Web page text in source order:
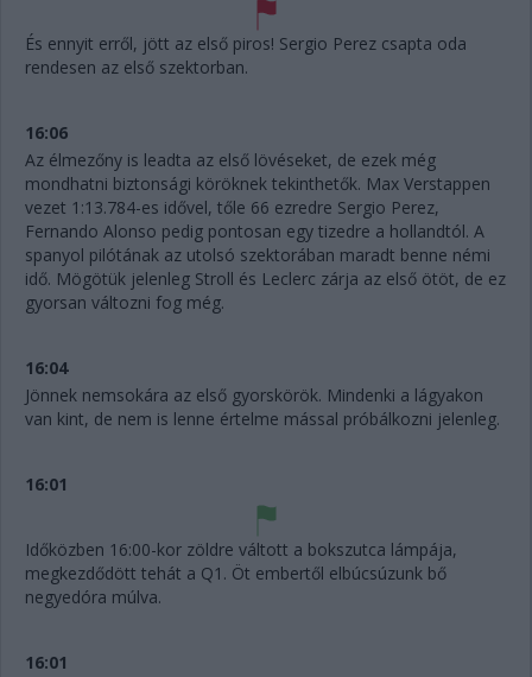
És ennyit erről, jött az első piros! Sergio Perez csapta oda
rendesen az első szektorban.
16:06
Az élmezőny is leadta az első lövéseket, de ezek még
mondhatni biztonsági köröknek tekinthetők. Max Verstappen
vezet 1:13.784-es idővel, tőle 66 ezredre Sergio Perez,
Fernando Alonso pedig pontosan egy tizedre a hollandtól. A
spanyol pilótának az utolsó szektorában maradt benne némi
idő. Mögötük jelenleg Stroll és Leclerc zárja az első ötöt, de ez
gyorsan változni fog még.
16:04
Jönnek nemsokára az első gyorskörök. Mindenki a lágyakon
van kint, de nem is lenne értelme mással próbálkozni jelenleg.
16:01
Időközben 16:00-kor zöldre váltott a bokszutca lámpája,
megkezdődött tehát a Q1. Öt embertől elbúcsúzunk bő
negyedóra múlva.
16:01